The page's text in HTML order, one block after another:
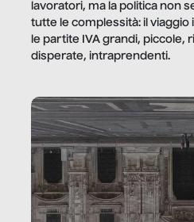
lavoratori, ma la politica non
tutte le complessità: il viaggio
le partite IVA grandi, piccole,
disperate, intraprendenti.